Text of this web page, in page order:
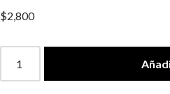
$2,800